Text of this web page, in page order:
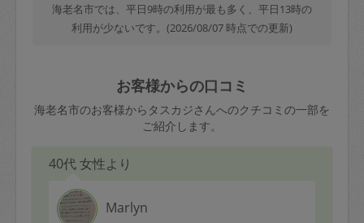
海老名市では、平日9時の利用が最も多く、平日13時の
利用が少ないです。(2026/08/07 時点での更新)
お客様からの口コミ
海老名市のお客様からタスカジさんへのクチコミの一部を
ご紹介します。
40代 女性より
Marlyn